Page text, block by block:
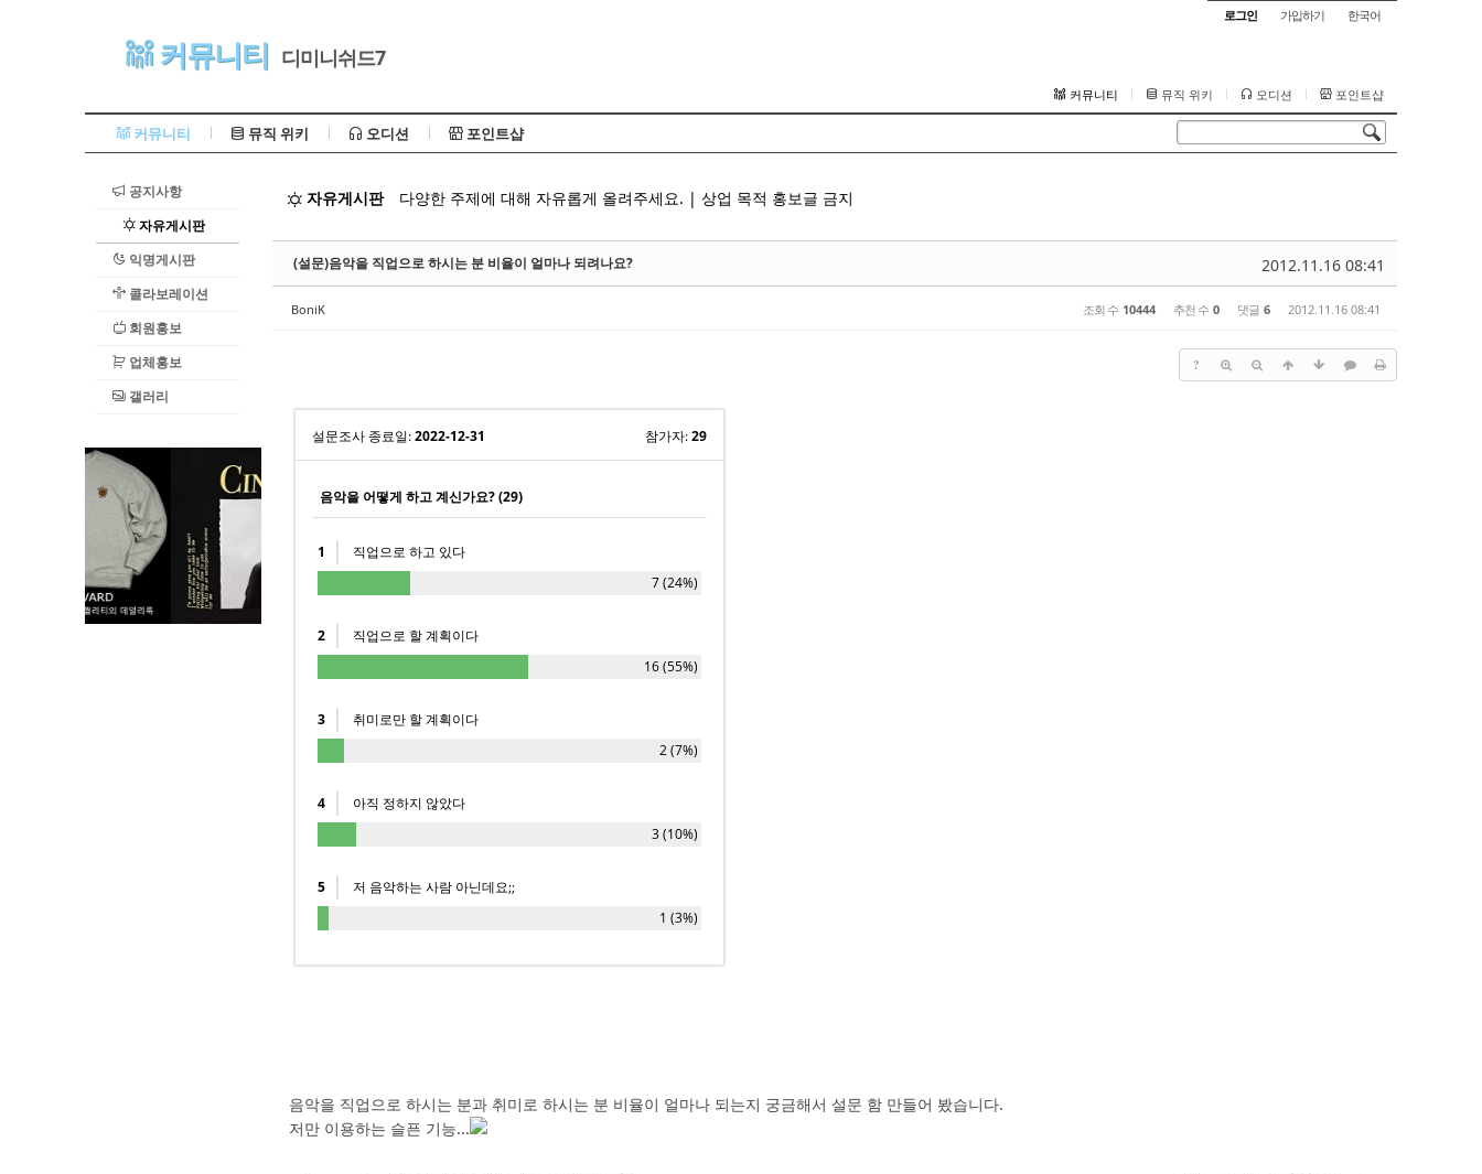
로그인 가입하기 한국어
커뮤니티 디미니쉬드7
커뮤니티 뮤직 위키 오디션 포인트샵
커뮤니티 뮤직 위키 오디션 포인트샵
공지사항
자유게시판
익명게시판
콜라보레이션
회원홍보
업체홍보
갤러리
자유게시판 다양한 주제에 대해 자유롭게 올려주세요. | 상업 목적 홍보글 금지
2012.11.16 08:41
(설문)음악을 직업으로 하시는 분 비율이 얼마나 되려나요?
BoniK 조회 수 10444 추천 수 0 댓글 6 2012.11.16 08:41
?
설문조사 종료일:2022-12-31 참가자:29
음악을 어떻게 하고 계신가요? (29)
1
직업으로 하고 있다
7 (24%)
2
직업으로 할 계획이다
16 (55%)
3
취미로만 할 계획이다
2 (7%)
4
아직 정하지 않았다
3 (10%)
5
저 음악하는 사람 아닌데요;;
1 (3%)
음악을 직업으로 하시는 분과 취미로 하시는 분 비율이 얼마나 되는지 궁금해서 설문 함 만들어 봤습니다.
저만 이용하는 슬픈 기능...
Sketchbook5, 스케치북5
Sketchbook5, 스케치북5